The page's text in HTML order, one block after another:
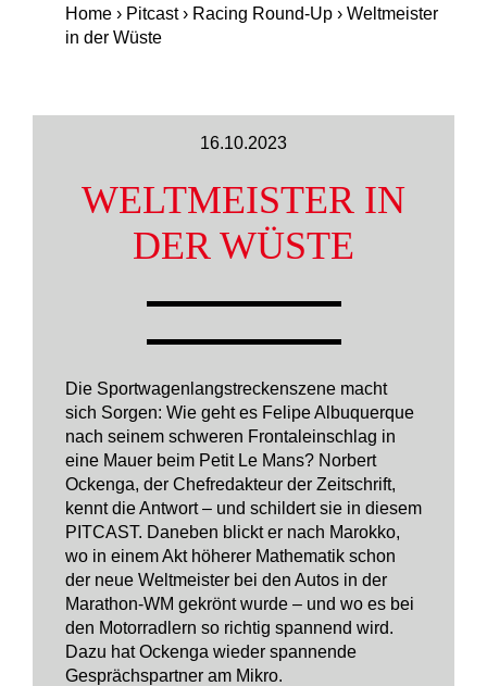
Home › Pitcast› Racing Round-Up › Weltmeister
in der Wüste
16.10.2023
WELTMEISTER IN
DER WÜSTE
Die Sportwagenlangstreckenszene macht
sich Sorgen: Wie geht es Felipe Albuquerque
nach seinem schweren Frontaleinschlag in
eine Mauer beim Petit Le Mans? Norbert
Ockenga, der Chefredakteur der Zeitschrift,
kennt die Antwort – und schildert sie in diesem
PITCAST. Daneben blickt er nach Marokko,
wo in einem Akt höherer Mathematik schon
der neue Weltmeister bei den Autos in der
Marathon-WM gekrönt wurde – und wo es bei
den Motorradlern so richtig spannend wird.
Dazu hat Ockenga wieder spannende
Gesprächspartner am Mikro.